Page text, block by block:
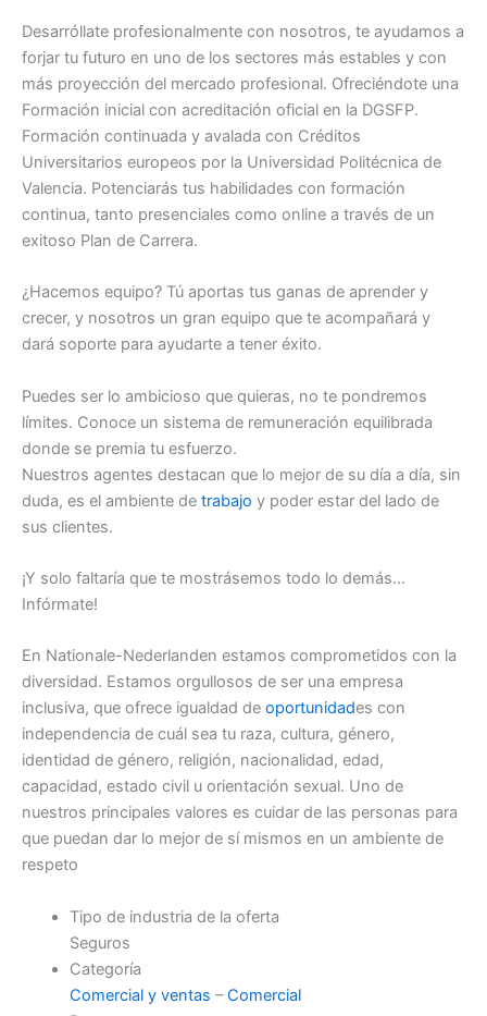
Desarróllate profesionalmente con nosotros, te ayudamos a
forjar tu futuro en uno de los sectores más estables y con
más proyección del mercado profesional. Ofreciéndote una
Formación inicial con acreditación oficial en la DGSFP.
Formación continuada y avalada con Créditos
Universitarios europeos por la Universidad Politécnica de
Valencia. Potenciarás tus habilidades con formación
continua, tanto presenciales como online a través de un
exitoso Plan de Carrera.
¿Hacemos equipo? Tú aportas tus ganas de aprender y
crecer, y nosotros un gran equipo que te acompañará y
dará soporte para ayudarte a tener éxito.
Puedes ser lo ambicioso que quieras, no te pondremos
límites. Conoce un sistema de remuneración equilibrada
donde se premia tu esfuerzo.
Nuestros agentes destacan que lo mejor de su día a día, sin
duda, es el ambiente de trabajo y poder estar del lado de
sus clientes.
¡Y solo faltaría que te mostrásemos todo lo demás…
Infórmate!
En Nationale-Nederlanden estamos comprometidos con la
diversidad. Estamos orgullosos de ser una empresa
inclusiva, que ofrece igualdad de oportunidades con
independencia de cuál sea tu raza, cultura, género,
identidad de género, religión, nacionalidad, edad,
capacidad, estado civil u orientación sexual. Uno de
nuestros principales valores es cuidar de las personas para
que puedan dar lo mejor de sí mismos en un ambiente de
respeto
Tipo de industria de la oferta
Seguros
Categoría
Comercial y ventas –Comercial